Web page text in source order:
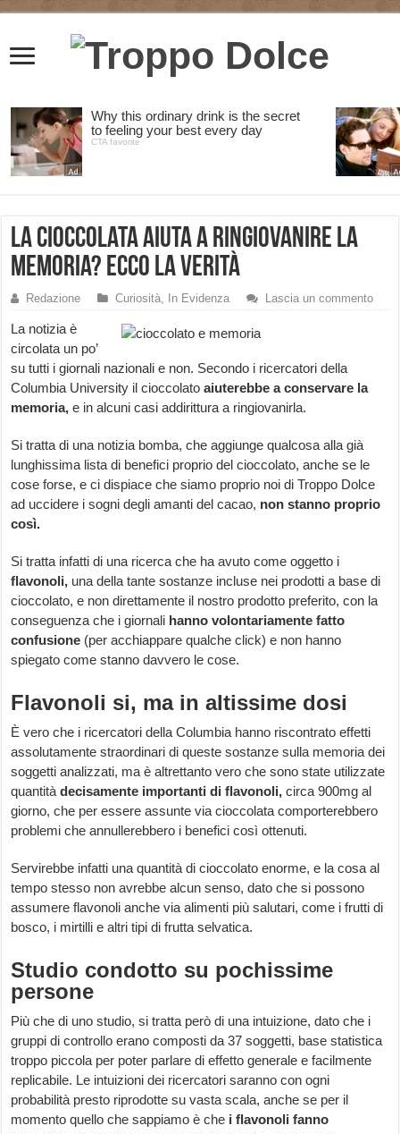
La cioccolata aiuta a ringiovanire la
memoria? Ecco la verità
Redazione Curiosità, In Evidenza Lascia un commento
La notizia è
circolata un po’
su tutti i giornali nazionali e non. Secondo i ricercatori della
Columbia University il cioccolatoaiuterebbe a conservare la
memoria,e in alcuni casi addirittura a ringiovanirla.
Si tratta di una notizia bomba, che aggiunge qualcosa alla già
lunghissima lista di benefici proprio del cioccolato, anche se le
cose forse, e ci dispiace che siamo proprio noi di Troppo Dolce
ad uccidere i sogni degli amanti del cacao, non stanno proprio
così.
Si tratta infatti di una ricerca che ha avuto come oggetto i
flavonoli, una della tante sostanze incluse nei prodotti a base di
cioccolato, e non direttamente il nostro prodotto preferito, con la
conseguenza che i giornali hanno volontariamente fatto
confusione (per acchiappare qualche click) e non hanno
spiegato come stanno davvero le cose.
Flavonoli si, ma in altissime dosi
È vero che i ricercatori della Columbia hanno riscontrato effetti
assolutamente straordinari di queste sostanze sulla memoria dei
soggetti analizzati, ma è altrettanto vero che sono state utilizzate
quantitàdecisamente importanti di flavonoli,circa 900mg al
giorno, che per essere assunte via cioccolata comporterebbero
problemi che annullerebbero i benefici così ottenuti.
Servirebbe infatti una quantità di cioccolato enorme, e la cosa al
tempo stesso non avrebbe alcun senso, dato che si possono
assumere flavonoli anche via alimenti più salutari, come i frutti di
bosco, i mirtilli e altri tipi di frutta selvatica.
Studio condotto su pochissime
persone
Più che di uno studio, si tratta però di una intuizione, dato che i
gruppi di controllo erano composti da 37 soggetti, base statistica
troppo piccola per poter parlare di effetto generale e facilmente
replicabile. Le intuizioni dei ricercatori saranno con ogni
probabilità presto riprodotte su vasta scala, anche se per il
momento quello che sappiamo è che i flavonoli fanno